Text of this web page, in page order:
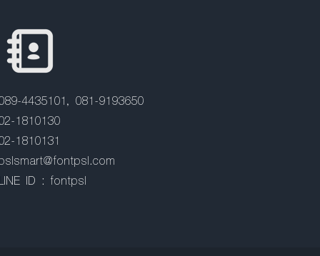
4435101, 081-9193650
1810130
1810131
ID : fontpsl